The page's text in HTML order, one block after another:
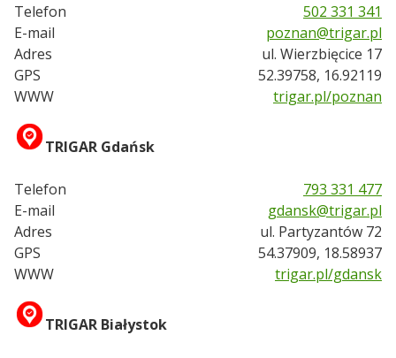
Telefon
502 331 341
E-mail
poznan@trigar.pl
Adres
ul. Wierzbięcice 17
GPS
52.39758, 16.92119
WWW
trigar.pl/poznan
TRIGAR Gdańsk
Telefon
793 331 477
E-mail
gdansk@trigar.pl
Adres
ul. Partyzantów 72
GPS
54.37909, 18.58937
WWW
trigar.pl/gdansk
TRIGAR Białystok